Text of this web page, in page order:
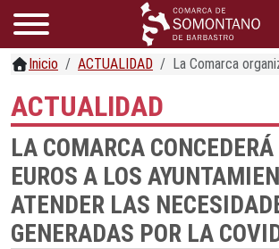
Inicio ACTUALIDAD La Comarca
ACTUALIDAD
LA COMARCA
EUROS A LOS
ATENDER LAS
GENERADAS POR LA